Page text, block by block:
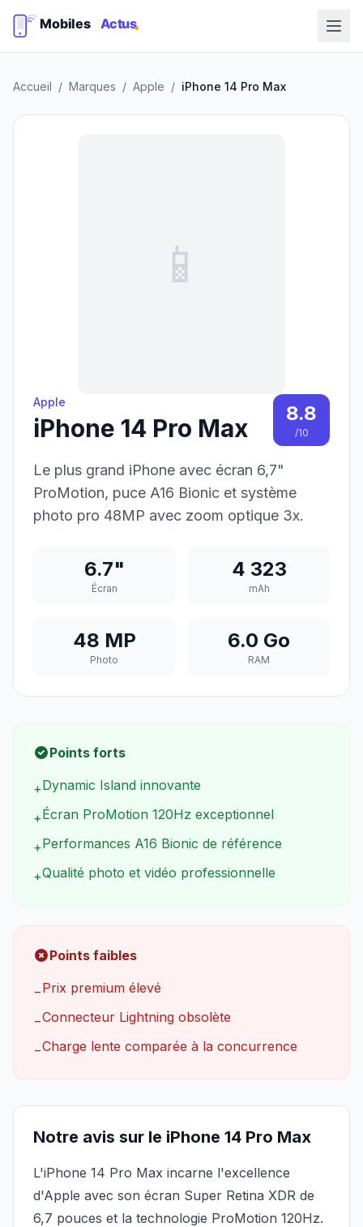
Accueil / Marques / Apple / iPhone 14 Pro Max
📱
Apple
iPhone 14 Pro Max
8.8
/10
Le plus grand iPhone avec écran 6,7"
ProMotion, puce A16 Bionic et système
photo pro 48MP avec zoom optique 3x.
6.7"
Écran
4 323
mAh
48 MP
Photo
6.0 Go
RAM
Points forts
+Dynamic Island innovante
+Écran ProMotion 120Hz exceptionnel
+Performances A16 Bionic de référence
+Qualité photo et vidéo professionnelle
Points faibles
−Prix premium élevé
−Connecteur Lightning obsolète
−Charge lente comparée à la concurrence
Notre avis sur le iPhone 14 Pro Max
L'iPhone 14 Pro Max incarne l'excellence
d'Apple avec son écran Super Retina XDR de
6,7 pouces et la technologie ProMotion 120Hz.